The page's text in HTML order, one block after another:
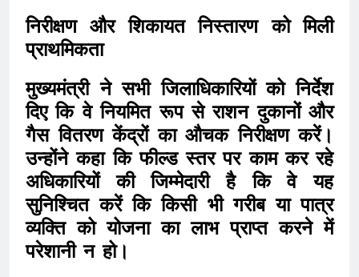
निरीक्षण और शिकायत निस्तारण को मिली
प्राथमिकता
मुख्यमंत्री ने सभी जिलाधिकारियों को निर्देश
दिए कि वे नियमित रूप से राशन दुकानों और
गैस वितरण केंद्रों का औचक निरीक्षण करें।
उन्होंने कहा कि फील्ड स्तर पर काम कर रहे
अधिकारियों की जिम्मेदारी है कि वे यह
सुनिश्चित करें कि किसी भी गरीब या पात्र
व्यक्ति को योजना का लाभ प्राप्त करने में
परेशानी न हो।